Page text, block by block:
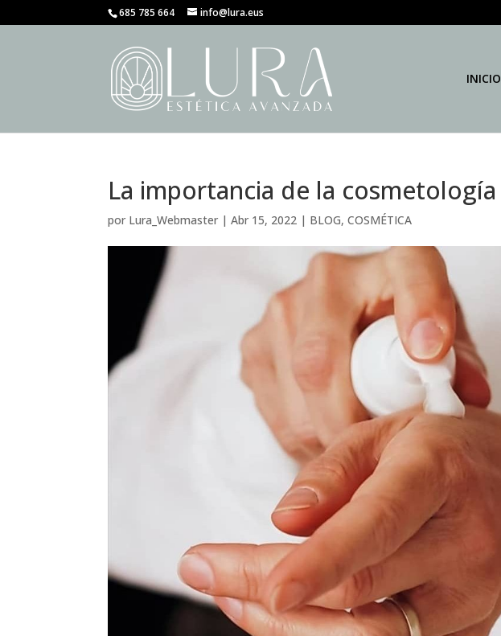
685 785 664 info@lura.eus
INICIO
La importancia de la cosmetología
por Lura_Webmaster |Abr 15, 2022 | BLOG,COSMÉTICA